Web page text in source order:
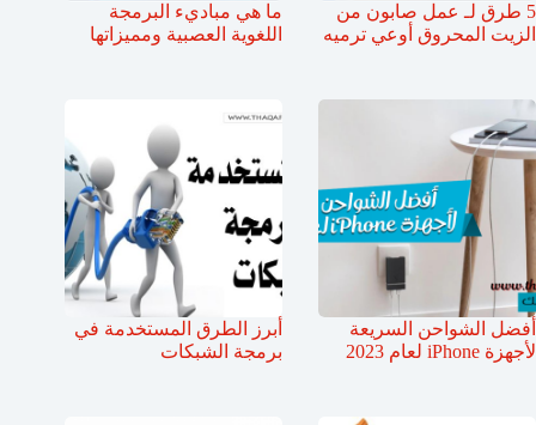
5 طرق لـ عمل صابون من
الزيت المحروق أوعي ترميه
ما هي مباديء البرمجة
اللغوية العصبية ومميزاتها
أفضل الشواحن السريعة
لأجهزة iPhone لعام 2023
أبرز الطرق المستخدمة في
برمجة الشبكات